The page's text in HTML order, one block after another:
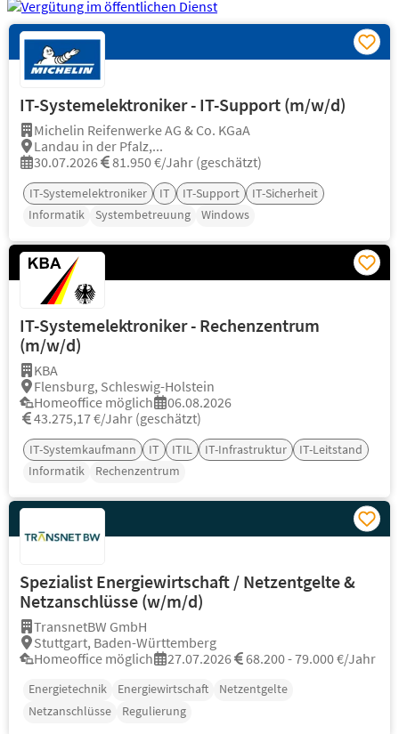
IT-Systemelektroniker - IT-Support (m/w/d)
Michelin Reifenwerke AG & Co. KGaA
Landau in der Pfalz,...
30.07.2026
81.950 €/Jahr (geschätzt)
IT-Systemelektroniker IT IT-Support
IT-Sicherheit
Informatik
Systembetreuung Windows
IT-Systemelektroniker - Rechenzentrum
(m/w/d)
KBA
Flensburg, Schleswig-Holstein
Homeoffice möglich
06.08.2026
43.275,17 €/Jahr (geschätzt)
IT-Systemkaufmann IT ITIL IT-Infrastruktur
IT-Leitstand
Informatik
Rechenzentrum
Spezialist Energiewirtschaft / Netzentgelte &
Netzanschlüsse (w/m/d)
TransnetBW GmbH
Stuttgart, Baden-Württemberg
Homeoffice möglich
27.07.2026 68.200 - 79.000 €/Jahr
Energietechnik Energiewirtschaft
Netzentgelte
Netzanschlüsse
Regulierung